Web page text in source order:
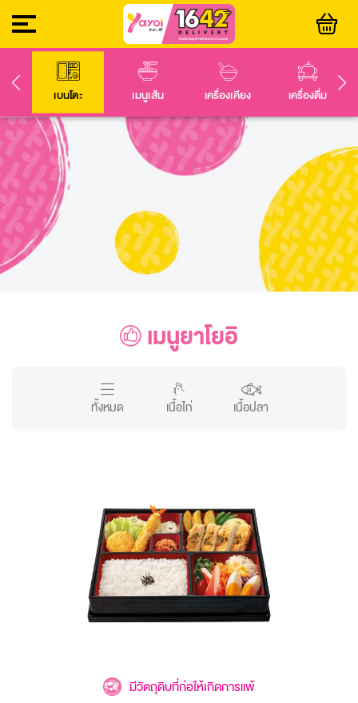
เมนูยาโยอิ
เบนโตะ เมนูเส้น เครื่องเคียง เครื่องดื่ม
ทั้งหมด เนื้อไก่ เนื้อปลา
มีวัตถุดิบที่ก่อให้เกิดการแพ้